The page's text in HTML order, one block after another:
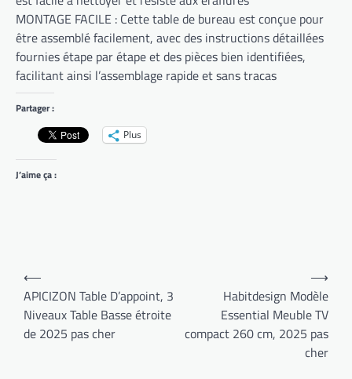
MONTAGE FACILE : Cette table de bureau est conçue pour
être assemblé facilement, avec des instructions détaillées
fournies étape par étape et des pièces bien identifiées,
facilitant ainsi l’assemblage rapide et sans tracas
Partager :
Plus
J’aime ça :
Navigation
de
l’article
⟵
APICIZON Table D’appoint, 3
Niveaux Table Basse étroite
de 2025 pas cher
Habitdesign Modèle
Essential Meuble TV
compact 260 cm, 2025 pas
cher
⟶